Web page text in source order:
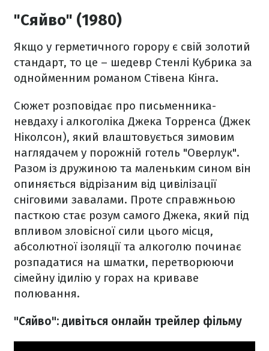
"Сяйво" (1980)
Якщо у герметичного горору є свій золотий
стандарт, то це – шедевр Стенлі Кубрика за
однойменним романом Стівена Кінга.
Сюжет розповідає про письменника-
невдаху і алкоголіка Джека Торренса (Джек
Ніколсон), який влаштовується зимовим
наглядачем у порожній готель "Оверлук".
Разом із дружиною та маленьким сином він
опиняється відрізаним від цивілізації
сніговими завалами. Проте справжньою
пасткою стає розум самого Джека, який під
впливом зловісної сили цього місця,
абсолютної ізоляції та алкоголю починає
розпадатися на шматки, перетворюючи
сімейну ідилію у горах на криваве
полювання.
"Сяйво": дивіться онлайн трейлер фільму